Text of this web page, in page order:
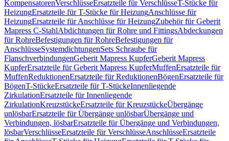
KompensatorenVerschlüsseErsatzteile für VerschlüsseT-Stücke für
HeizungErsatzteile für T-Stücke für HeizungAnschlüsse für
HeizungErsatzteile für Anschlüsse für HeizungZubehör für Geberit
Mapress C-StahlAbdichtungen für Rohre und FittingsAbdeckungen
für RohreBefestigungen für RohreBefestigungen für
AnschlüsseSystemdichtungenSets Schraube für
FlanschverbindungenGeberit Mapress KupferGeberit Mapress
KupferErsatzteile für Geberit Mapress KupferMuffenErsatzteile für
MuffenReduktionenErsatzteile für ReduktionenBögenErsatzteile für
BögenT-StückeErsatzteile für T-StückeInnenliegende
ZirkulationErsatzteile für Innenliegende
ZirkulationKreuzstückeErsatzteile für KreuzstückeÜbergänge
unlösbarErsatzteile für Übergänge unlösbarÜbergänge und
Verbindungen, lösbarErsatzteile für Übergänge und Verbindungen,
lösbarVerschlüsseErsatzteile für VerschlüsseAnschlüsseErsatzteile